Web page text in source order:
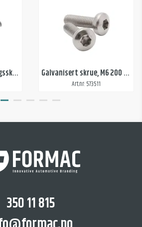
Skruer for registreringsskilt Galvanisert skrue, M6 200 Torx
Art.nr: 573511
350 11 815